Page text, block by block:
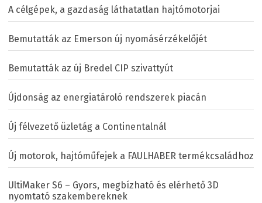
A célgépek, a gazdaság láthatatlan hajtómotorjai
Bemutatták az Emerson új nyomásérzékelőjét
Bemutatták az új Bredel CIP szivattyút
Újdonság az energiatároló rendszerek piacán
Új félvezető üzletág a Continentalnál
Új motorok, hajtóműfejek a FAULHABER termékcsaládhoz
UltiMaker S6 – Gyors, megbízható és elérhető 3D
nyomtató szakembereknek